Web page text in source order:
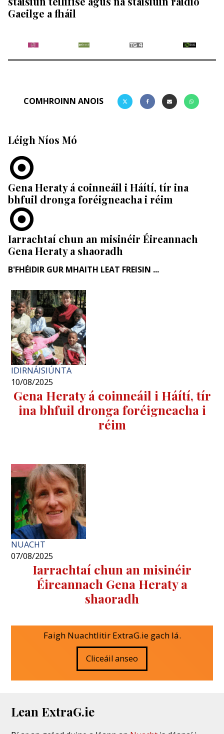
Gaeilge a fháil
COMHROINN ANOIS
Léigh Níos Mó
Gena Heraty á coinneáil i Háítí, tír ina
bhfuil dronga foréigneacha i réim
Iarrachtaí chun an misinéir Éireannach
Gena Heraty a shaoradh
B'FHÉIDIR GUR MHAITH LEAT FREISIN ...
IDIRNÁISIÚNTA
10/08/2025
Gena Heraty á coinneáil i Háítí, tír
ina bhfuil dronga foréigneacha i
réim
NUACHT
07/08/2025
Iarrachtaí chun an misinéir
Éireannach Gena Heraty a
shaoradh
Faigh Nuachtlitir ExtraG.ie gach lá.
Cliceáil anseo
Lean ExtraG.ie